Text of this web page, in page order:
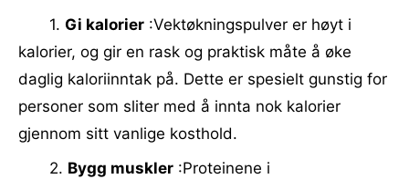
1. Gi kalorier :Vektøkningspulver er høyt i
kalorier, og gir en rask og praktisk måte å øke
daglig kaloriinntak på. Dette er spesielt gunstig for
personer som sliter med å innta nok kalorier
gjennom sitt vanlige kosthold.
2. Bygg muskler :Proteinene i